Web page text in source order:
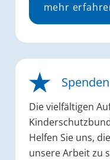
mehr
Spenden
Die vielfältigen
Helfen Sie uns,
unsere Arbeit zu